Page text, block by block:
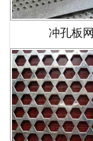
冲孔板网